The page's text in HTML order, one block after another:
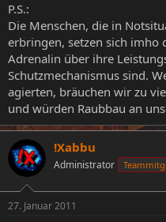
P.S.:
Die Menschen, die in
erbringen, setzen sich imho
Adrenalin über ihre
Schutzmechanismus sind.
agierten, bräuchen wir zu
und würden Raubbau an
!Xabbu
Administrator
27. Januar 2011